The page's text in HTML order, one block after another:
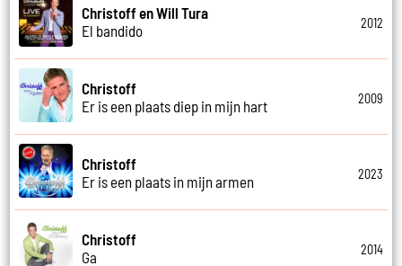
Christoff en Will Tura
El bandido
2012
Christoff
Er is een plaats diep in mijn hart
2009
Christoff
Er is een plaats in mijn armen
2023
Christoff
Ga
2014